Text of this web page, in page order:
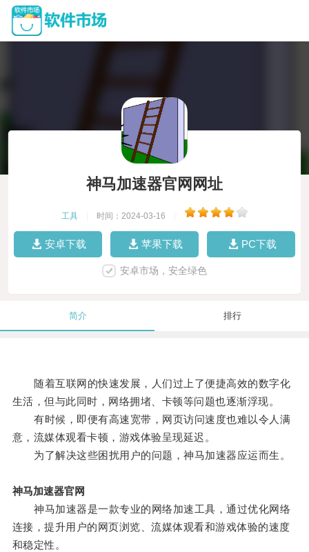
神马加速器官网网址
工具 时间：2024-03-16
安卓下载 苹果下载 PC下载
安卓市场，安全绿色
简介 排行
随着互联网的快速发展，人们过上了便捷高效的数字化
生活，但与此同时，网络拥堵、卡顿等问题也逐渐浮现。
有时候，即便有高速宽带，网页访问速度也难以令人满
意，流媒体观看卡顿，游戏体验呈现延迟。
为了解决这些困扰用户的问题，神马加速器应运而生。
神马加速器官网
神马加速器是一款专业的网络加速工具，通过优化网络
连接，提升用户的网页浏览、流媒体观看和游戏体验的速度
和稳定性。